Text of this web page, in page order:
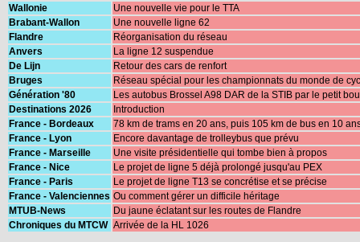
Wallonie
Une nouvelle vie pour le TTA
Brabant-Wallon
Une nouvelle ligne 62
Flandre
Réorganisation du réseau
Anvers
La ligne 12 suspendue
De Lijn
Retour des cars de renfort
Bruges
Réseau spécial pour les championnats du monde de
Génération '80
Les autobus Brossel A98 DAR de la STIB par le petit
Destinations 2026
Introduction
France - Bordeaux
78 km de trams en 20 ans, puis 105 km de bus en 10
France - Lyon
Encore davantage de trolleybus que prévu
France - Marseille
Une visite présidentielle qui tombe bien à propos
France - Nice
Le projet de ligne 5 déjà prolongé jusqu'au PEX
France - Paris
Le projet de ligne T13 se concrétise et se précise
France - Valenciennes Ou comment gérer un difficile héritage
MTUB-News
Du jaune éclatant sur les routes de Flandre
Chroniques du MTCW Arrivée de la HL 1026